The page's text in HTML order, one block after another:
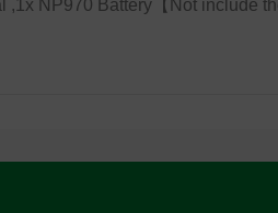
NP970 Battery【Not include